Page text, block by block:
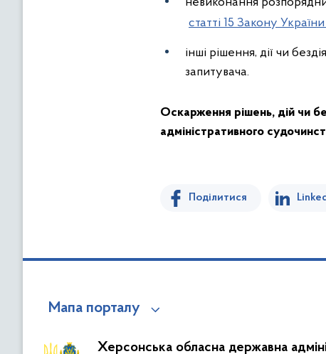
статті 15 Закону
інші рішення, дії чи
запитувача.
Оскарження рішень, дій чи
адміністративного
Поділитися
Мапа порталу
Херсонська обласна державна